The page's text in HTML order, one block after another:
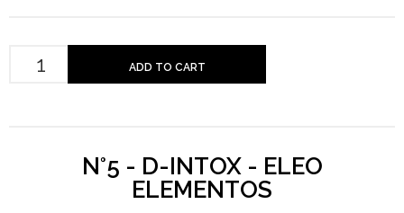
ADD TO CART
N°5 - D-INTOX - ELEO
ELEMENTOS